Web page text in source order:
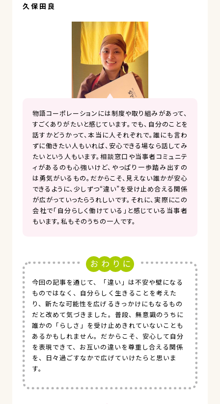
久保田良
物語コーポレーションには制度や取り組みがあって、
すごくありがたいと感じています。でも、自分のことを
話すかどうかって、本当に人それぞれで。誰にも言わ
ずに働きたい人もいれば、安心できる場なら話してみ
たいという人もいます。相談窓口や当事者コミュニテ
ィがあるのも心強いけど、やっぱり一歩踏み出すの
は勇気がいるもの。だからこそ、見えない誰かが安心
できるように、少しずつ“違い”を受け止め合える関係
が広がっていったらうれしいです。それに、実際にこの
会社で「自分らしく働けている」と感じている当事者
もいます。私もそのうちの一人です。
今回の記事を通じて、「違い」は不安や壁になる
ものではなく、自分らしく生きることを考えた
り、新たな可能性を広げるきっかけにもなるもの
だと改めて気づきました。普段、無意識のうちに
誰かの「らしさ」を受け止めきれていないことも
あるかもしれません。だからこそ、安心して自分
を表現できて、お互いの違いを尊重し合える関係
を、日々過ごすなかで広げていけたらと思いま
す。